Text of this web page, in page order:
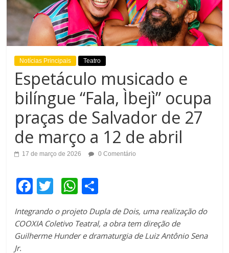
Notícias Principais Teatro
Espetáculo musicado e
bilíngue “Fala, Ìbejì” ocupa
praças de Salvador de 27
de março a 12 de abril
17 de março de 2026 0 Comentário
F
c
e
T
tt
er
W
at
s
m
p
Integrando o projeto Dupla de Dois, uma realização do
COOXIA Coletivo Teatral, a obra tem direção de
Guilherme Hunder e dramaturgia de Luiz Antônio Sena
Jr.